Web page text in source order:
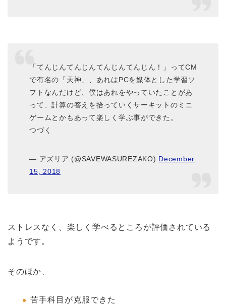
「てんじんてんじんてんじんてんじん！」ってCM
で有名の「天神」、あれはPCを媒体とした学習ソ
フトなんだけど、僕はあれをやっていたことがあ
って、計算の答えを拾っていくサーキットのミニ
ゲームとかもあって楽しく学ぶ事ができた。
つづく
— アズリア (@SAVEWASUREZAKO) December
15, 2018
ストレスなく、楽しく学べるところが評価されている
ようです。
そのほか、
苦手科目が克服できた